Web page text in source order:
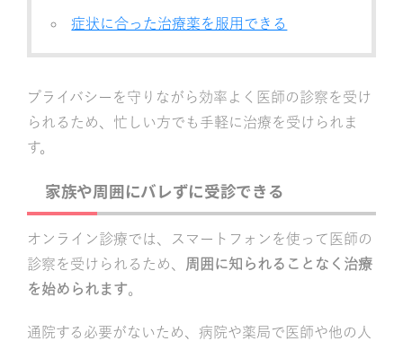
症状に合った治療薬を服用できる
プライバシーを守りながら効率よく医師の診察を受け
られるため、忙しい方でも手軽に治療を受けられま
す。
家族や周囲にバレずに受診できる
オンライン診療では、スマートフォンを使って医師の
診察を受けられるため、
周囲に知られることなく治療
を始められます。
通院する必要がないため、病院や薬局で医師や他の人